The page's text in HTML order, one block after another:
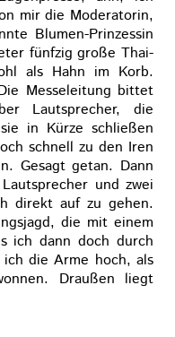
mir die Moderatorin,
Blumen-Prinzessin
fünfzig große Thai-
als Hahn im Korb.
Messeleitung bittet
Lautsprecher, die
in Kürze schließen
schnell zu den Iren
Gesagt getan. Dann
und zwei
direkt auf zu gehen.
die mit einem
ich dann doch durch
die Arme hoch, als
Draußen liegt